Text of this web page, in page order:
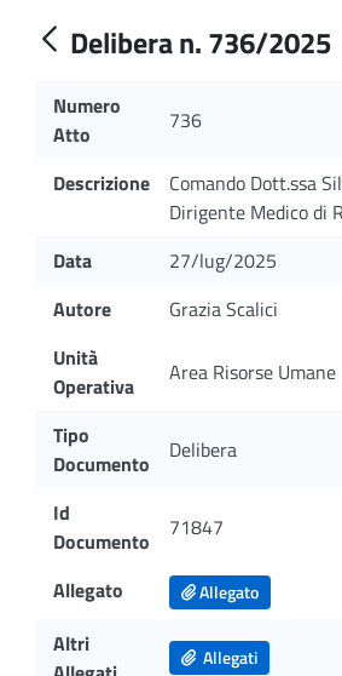
Delibera n. 736/2025
Numero
Atto
736
Descrizione
Comando Dott.ssa
Dirigente Medico di
Data
27/lug/2025
Autore
Grazia Scalici
Unità
Operativa
Area Risorse Umane
Tipo
Documento
Delibera
Id
Documento
71847
Allegato Allegato
Altri
Allegati